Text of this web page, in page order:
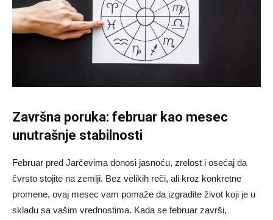
Završna poruka: februar kao mesec
unutrašnje stabilnosti
Februar pred Jarčevima donosi jasnoću, zrelost i osećaj da
čvrsto stojite na zemlji. Bez velikih reči, ali kroz konkretne
promene, ovaj mesec vam pomaže da izgradite život koji je u
skladu sa vašim vrednostima. Kada se februar završi,